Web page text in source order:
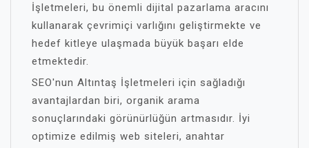
İşletmeleri, bu önemli dijital pazarlama aracını
kullanarak çevrimiçi varlığını geliştirmekte ve
hedef kitleye ulaşmada büyük başarı elde
etmektedir.
SEO'nun Altıntaş İşletmeleri için sağladığı
avantajlardan biri, organik arama
sonuçlarındaki görünürlüğün artmasıdır. İyi
optimize edilmiş web siteleri, anahtar